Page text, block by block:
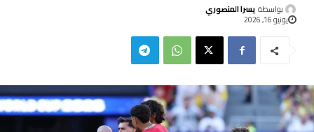
بواسطةيسرا المنصوري
يونيو 16, 2026